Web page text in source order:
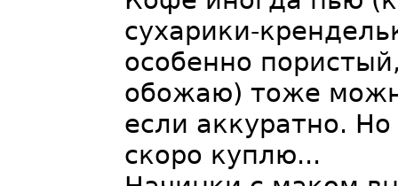
сухарики-
особенно
обожаю) тоже
если аккуратно.
скоро куплю...